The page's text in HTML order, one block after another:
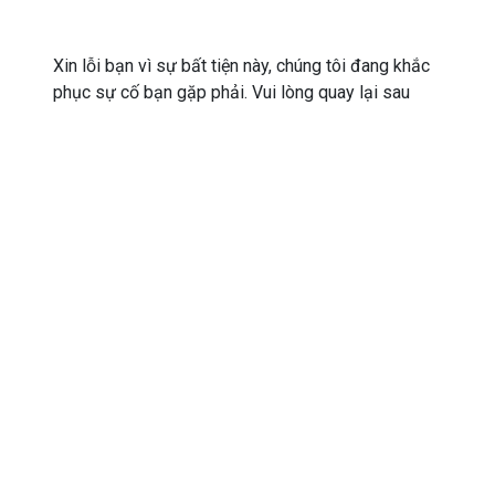
Xin lỗi bạn vì sự bất tiện này, chúng tôi đang khắc
phục sự cố bạn gặp phải. Vui lòng quay lại sau